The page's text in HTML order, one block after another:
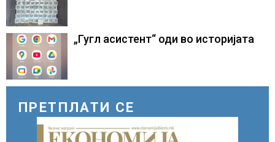
„Гугл асистент“ оди во историјата
ПРЕТПЛАТИ СЕ